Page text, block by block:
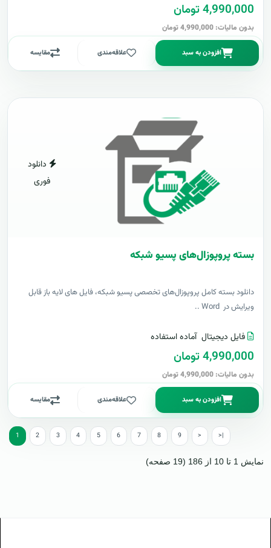
4,990,000 تومان
بدون مالیات: 4,990,000 تومان
افزودن به سبد علاقه‌مندی مقایسه
دانلود
فوری
بسته پروپوزال‌های پسیو شبکه
دانلود بسته کامل پروپوزال‌های تخصصی پسیو شبکه، فایل های لایه باز قابل
ویرایش در Word ..
فایل دیجیتال آماده استفاده
4,990,000 تومان
بدون مالیات: 4,990,000 تومان
افزودن به سبد علاقه‌مندی مقایسه
1 2 3 4 5 6 7 8 9 > >|
نمایش 1 تا 10 از 186 (19 صفحه)